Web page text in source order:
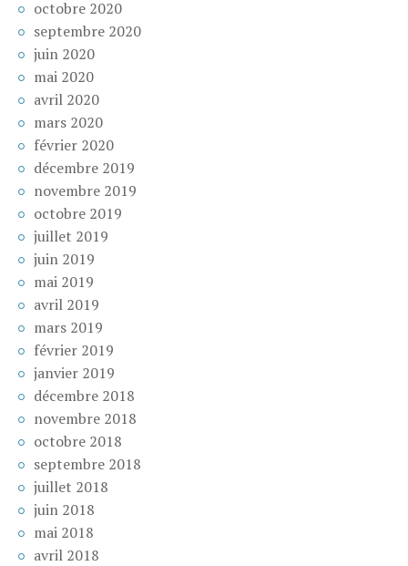
octobre 2020
septembre 2020
juin 2020
mai 2020
avril 2020
mars 2020
février 2020
décembre 2019
novembre 2019
octobre 2019
juillet 2019
juin 2019
mai 2019
avril 2019
mars 2019
février 2019
janvier 2019
décembre 2018
novembre 2018
octobre 2018
septembre 2018
juillet 2018
juin 2018
mai 2018
avril 2018